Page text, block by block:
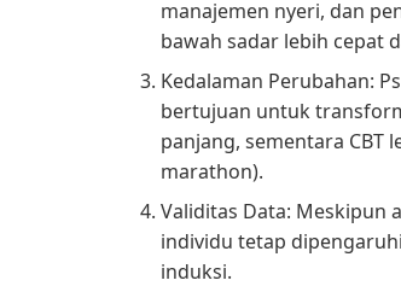
manajemen nyeri, dan
bawah sadar lebih cepat
Kedalaman Perubahan:
bertujuan untuk
panjang, sementara CBT
marathon).
Validitas Data: Meskipun
individu tetap
induksi.